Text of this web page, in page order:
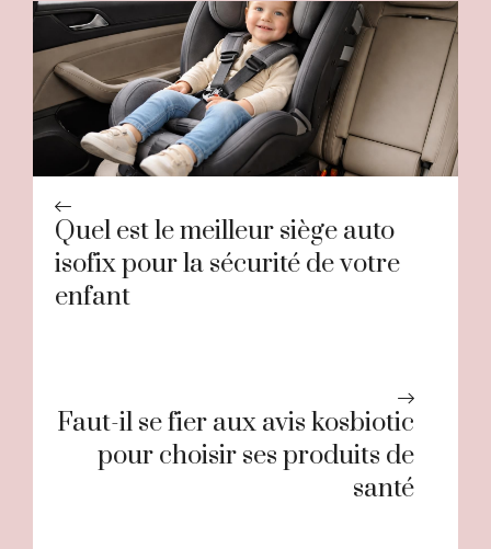
Quel est le meilleur siège auto
isofix pour la sécurité de votre
enfant
Faut-il se fier aux avis kosbiotic
pour choisir ses produits de
santé